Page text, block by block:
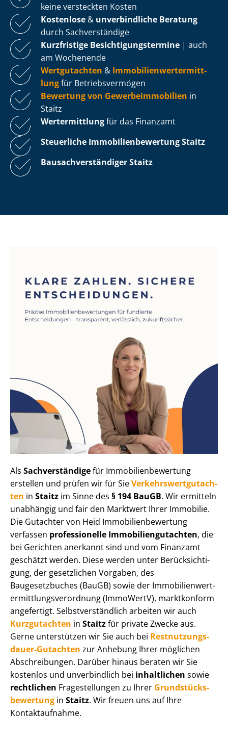
keine versteckten Kosten
Kostenlose & unverbindliche Beratung
durch Sachverständige
Kurzfristige Be­sich­ti­gungs­ter­mi­ne | auch
am Wochenende
Wertgutachten & Im­mo­bi­li­en­wert­ermitt­
lungfür Be­triebs­ver­mö­gen
Bewertung von Ge­wer­be­im­mo­bi­li­en in
Staitz
Wertermittlungfür das Finanzamt
Steuerliche Im­mo­bi­li­en­be­wer­tungStaitz
Bau­sach­ver­stän­di­ger Staitz
Als Sachverständigefür Im­mo­bi­li­en­be­wer­tung
erstellen und prüfen wir für SieVer­kehrs­wert­gut­ach­
ten in Staitz im Sinne des § 194 BauGB. Wir ermitteln
unabhängig und fair den Marktwert Ihrer Immobilie.
Die Gutachter von Heid Im­mo­bi­li­en­be­wer­tung
verfassen professionelle Im­mo­bi­li­en­gut­ach­ten, die
bei Gerichten anerkannt sind und vom Finanzamt
geschätzt werden. Diese werden unter Be­rück­sich­ti­
gung, der gesetzlichen Vorgaben, des
Baugesetzbuches (BauGB) sowie der Im­mo­bi­li­en­wert­
ermitt­lungs­ver­ord­nung (ImmoWertV), marktkonform
angefertigt. Selbst­ver­ständ­lich arbeiten wir auch
Kurzgutachten in Staitzfür private Zwecke aus.
Gerne unterstützen wir Sie auch bei Rest­nut­zungs­
dau­er-Gutachten zur Anhebung Ihrer möglichen
Abschreibungen. Darüber hinaus beraten wir Sie
kostenlos und unverbindlich bei inhaltlichen sowie
rechtlichen Fragestellungen zu Ihrer Grund­stücks­
be­wer­tung in Staitz. Wir freuen uns auf Ihre
Kontaktaufnahme.